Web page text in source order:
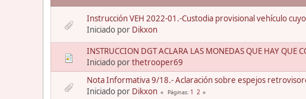
Instrucción VEH 2022-01.-Custodia provisional vehículo
Iniciado por Dikxon
INSTRUCCION DGT ACLARA LAS MONEDAS QUE HAY QUE
Iniciado porthetrooper69
Nota Informativa 9/18.- Aclaración sobre espejos
Iniciado por Dikxon Páginas 1 2